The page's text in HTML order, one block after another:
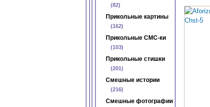
(82)
Прикольные картины
(162)
Прикольные СМС-ки
(103)
Прикольные стишки
(201)
Смешные истории
(216)
Смешные фотографии